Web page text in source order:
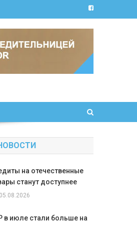
на отечественные
станут доступнее
05.08.2026
в июле стали больше на